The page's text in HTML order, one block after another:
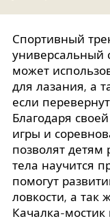
Спортивный
универсальный
может
для лазания, а
если
Благодаря
игры и
позволят детям
тела научится
помогут
ловкости, а
Качалка-